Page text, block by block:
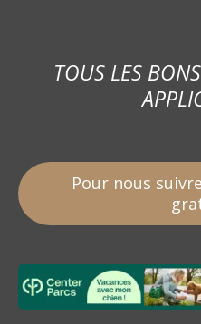
TOUS LES
Pour nous